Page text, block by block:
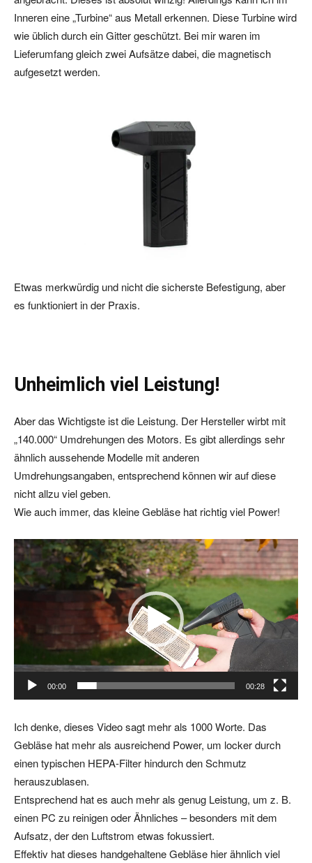
Inneren eine „Turbine“ aus Metall erkennen. Diese Turbine wird
wie üblich durch ein Gitter geschützt. Bei mir waren im
Lieferumfang gleich zwei Aufsätze dabei, die magnetisch
aufgesetzt werden.
Etwas merkwürdig und nicht die sicherste Befestigung, aber
es funktioniert in der Praxis.
Unheimlich viel Leistung!
Aber das Wichtigste ist die Leistung. Der Hersteller wirbt mit
„140.000“ Umdrehungen des Motors. Es gibt allerdings sehr
ähnlich aussehende Modelle mit anderen
Umdrehungsangaben, entsprechend können wir auf diese
nicht allzu viel geben.
Wie auch immer, das kleine Gebläse hat richtig viel Power!
V
i
d
o
l
e
r
00:00 00:28
Ich denke, dieses Video sagt mehr als 1000 Worte. Das
Gebläse hat mehr als ausreichend Power, um locker durch
einen typischen HEPA-Filter hindurch den Schmutz
herauszublasen.
Entsprechend hat es auch mehr als genug Leistung, um z. B.
einen PC zu reinigen oder Ähnliches – besonders mit dem
Aufsatz, der den Luftstrom etwas fokussiert.
Effektiv hat dieses handgehaltene Gebläse hier ähnlich viel